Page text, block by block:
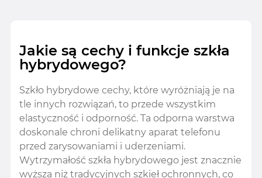
Jakie są cechy i funkcje szkła
hybrydowego?
Szkło hybrydowe cechy, które wyróżniają je na
tle innych rozwiązań, to przede wszystkim
elastyczność i odporność. Ta odporna warstwa
doskonale chroni delikatny aparat telefonu
przed zarysowaniami i uderzeniami.
Wytrzymałość szkła hybrydowego jest znacznie
wyższa niż tradycyjnych szkieł ochronnych, co